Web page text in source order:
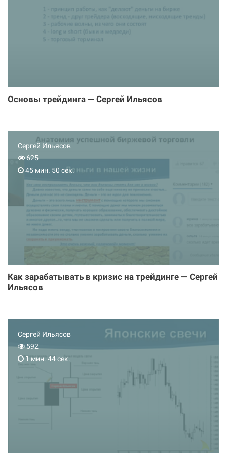
Основы трейдинга — Сергей Ильясов
Сергей Ильясов
625
45 мин. 50 сек.
Как зарабатывать в кризис на трейдинге — Сергей
Ильясов
Сергей Ильясов
592
1 мин. 44 сек.